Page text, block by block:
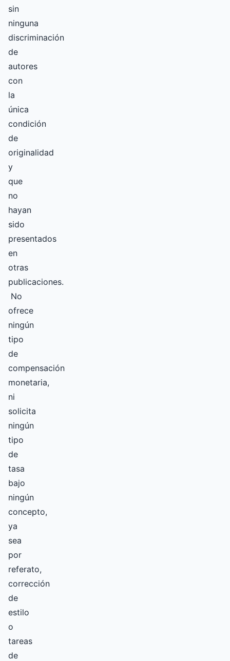
sin
ninguna
discriminación
de
autores
con
la
única
condición
de
originalidad
y
que
no
hayan
sido
presentados
en
otras
publicaciones.
No
ofrece
ningún
tipo
de
compensación
monetaria,
ni
solicita
ningún
tipo
de
tasa
bajo
ningún
concepto,
ya
sea
por
referato,
corrección
de
estilo
o
tareas
de